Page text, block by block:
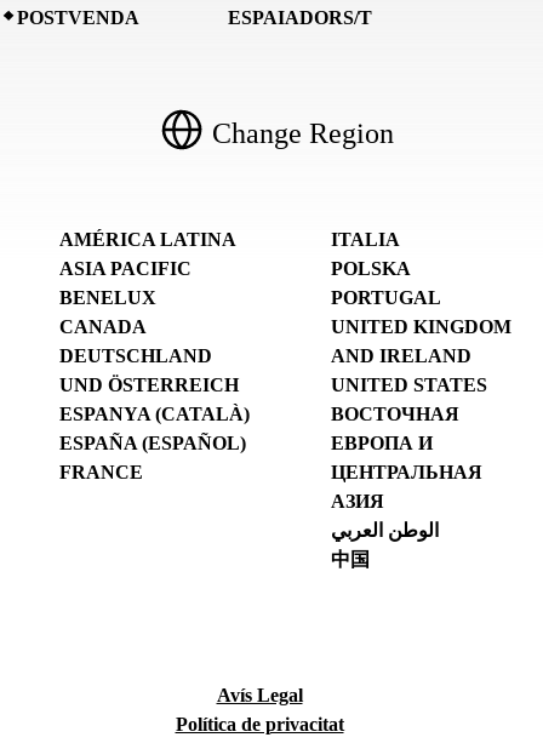
POSTVENDA
ESPAIADORS/T
Change Region
AMÉRICA LATINA
ASIA PACIFIC
BENELUX
CANADA
DEUTSCHLAND
UND ÖSTERREICH
ESPANYA (CATALÀ)
ESPAÑA (ESPAÑOL)
FRANCE
ITALIA
POLSKA
PORTUGAL
UNITED KINGDOM
AND IRELAND
UNITED STATES
ВОСТОЧНАЯ
ЕВРОПА И
ЦЕНТРАЛЬНАЯ
АЗИЯ
الوطن العربي
中国
Avís Legal
Política de privacitat